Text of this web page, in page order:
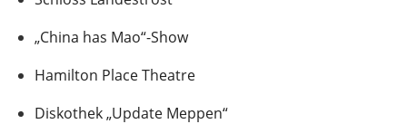
„China has Mao“-Show
Hamilton Place Theatre
Diskothek „Update Meppen“